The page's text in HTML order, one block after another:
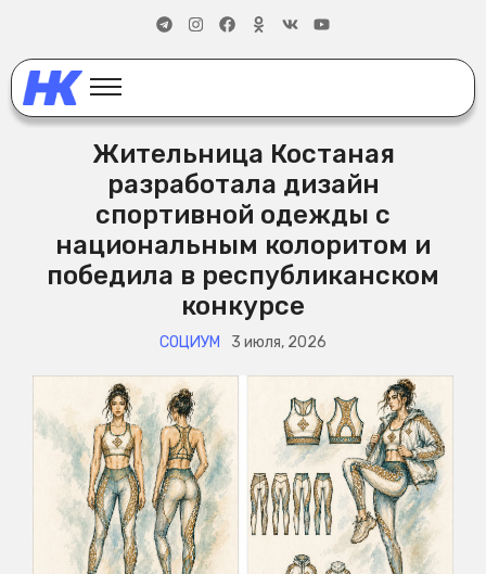
Жительница Костаная
разработала дизайн
спортивной одежды с
национальным колоритом и
победила в республиканском
конкурсе
СОЦИУМ 3 июля, 2026